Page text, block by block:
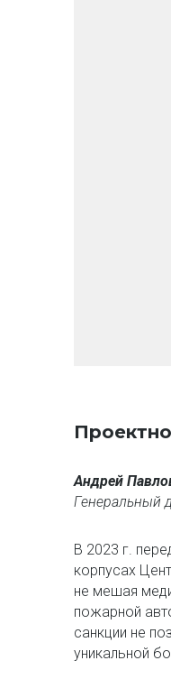
Андрей
Генеральный
В 2023 г.
корпусах
не мешая
пожарной
санкции не
уникальной